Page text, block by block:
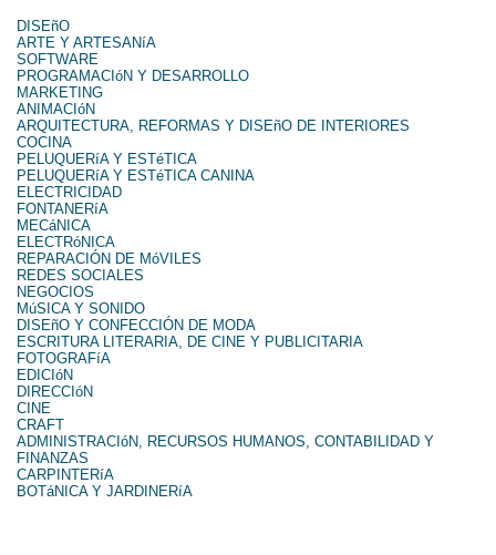
DISEñO
ARTE Y ARTESANíA
SOFTWARE
PROGRAMACIóN Y DESARROLLO
MARKETING
ANIMACIóN
ARQUITECTURA, REFORMAS Y DISEñO DE INTERIORES
COCINA
PELUQUERíA Y ESTéTICA
PELUQUERíA Y ESTéTICA CANINA
ELECTRICIDAD
FONTANERíA
MECáNICA
ELECTRóNICA
REPARACIÓN DE MóVILES
REDES SOCIALES
NEGOCIOS
MúSICA Y SONIDO
DISEñO Y CONFECCIÓN DE MODA
ESCRITURA LITERARIA, DE CINE Y PUBLICITARIA
FOTOGRAFíA
EDICIóN
DIRECCIóN
CINE
CRAFT
ADMINISTRACIóN, RECURSOS HUMANOS, CONTABILIDAD Y
FINANZAS
CARPINTERíA
BOTáNICA Y JARDINERíA